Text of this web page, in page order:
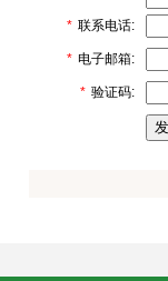
* 联系电话:
* 电子邮箱:
* 验证码: